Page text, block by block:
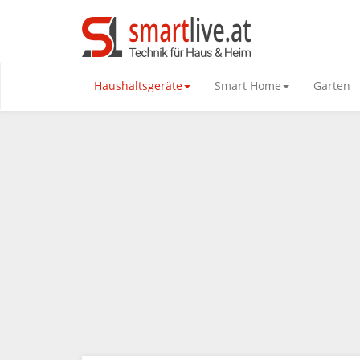
Haushaltsgeräte Smart Home Garten